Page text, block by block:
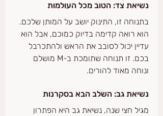
נשיאת צד: הטוב מכל העולמות
בתנוחה זו, התינוק יושב על המותן שלכם.
הוא רואה קדימה בדיוק כמוכם, אבל הוא
עדיין יכול לסובב את הראש ולהתכרבל
בכם. זו תנוחה שתומכת ב-M מושלם
ונוחה מאוד להורים.
נשיאת גב: השלב הבא בסקרנות
מגיל חצי שנה, נשיאת גב היא הפתרון